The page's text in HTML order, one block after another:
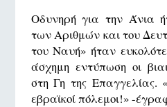
Οδυνηρή για την Άνια
των Αριθμών και του
του Ναυή» ήταν
άσχημη εντύπωση οι
στη Γη της Επαγγελίας.
εβραϊκοί πόλεμοι!» -